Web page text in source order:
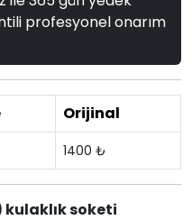
profesyonel onarım
Orijinal
1400 ₺
kulaklık soketi